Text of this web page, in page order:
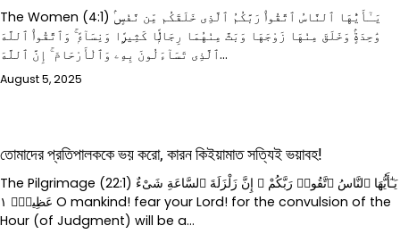
The Women (4:1) يَـٰٓأَيُّهَا ٱلنَّاسُ ٱتَّقُوا۟ رَبَّكُمُ ٱلَّذِى خَلَقَكُم مِّن نَّفْسٍۢ
وَٰحِدَةٍۢ وَخَلَقَ مِنْهَا زَوْجَهَا وَبَثَّ مِنْهُمَا رِجَالًۭا كَثِيرًۭا وَنِسَآءًۭ ۚ وَٱتَّقُوا۟ ٱللَّهَ
ٱلَّذِى تَسَآءَلُونَ بِهِۦ وَٱلْأَرْحَامَ ۚ إِنَّ ٱللَّهَ…
August 5, 2025
তোমাদের প্রতিপালককে ভয় করো, কারন কিইয়ামাত সত্যিই ভয়াবহ!
The Pilgrimage (22:1) يَـٰٓأَيُّهَا ٱلنَّاسُ ٱتَّقُوا۟ رَبَّكُمْ ۚ إِنَّ زَلْزَلَةَ ٱلسَّاعَةِ شَىْءٌ
عَظِيمٌۭ ١ O mankind! fear your Lord! for the convulsion of the
Hour (of Judgment) will be a…